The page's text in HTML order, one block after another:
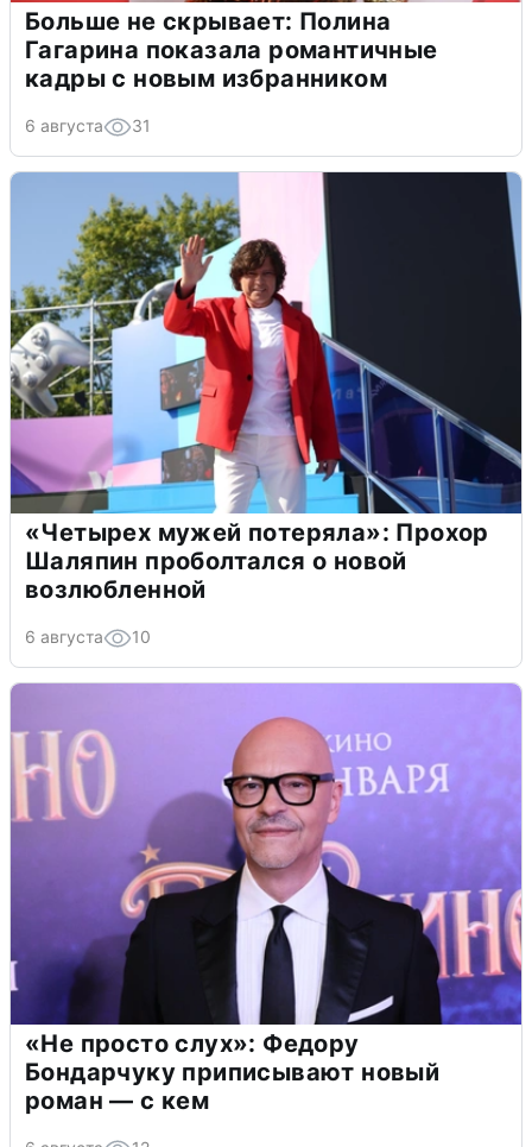
Больше не скрывает: Полина
Гагарина показала романтичные
кадры с новым избранником
6 августа 31
«Четырех мужей потеряла»: Прохор
Шаляпин проболтался о новой
возлюбленной
6 августа 10
«Не просто слух»: Федору
Бондарчуку приписывают новый
роман — с кем